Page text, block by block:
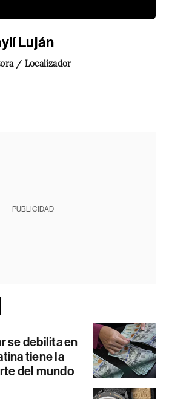
Luján
/ Localizador
PUBLICIDAD
se debilita en
tiene la
del mundo